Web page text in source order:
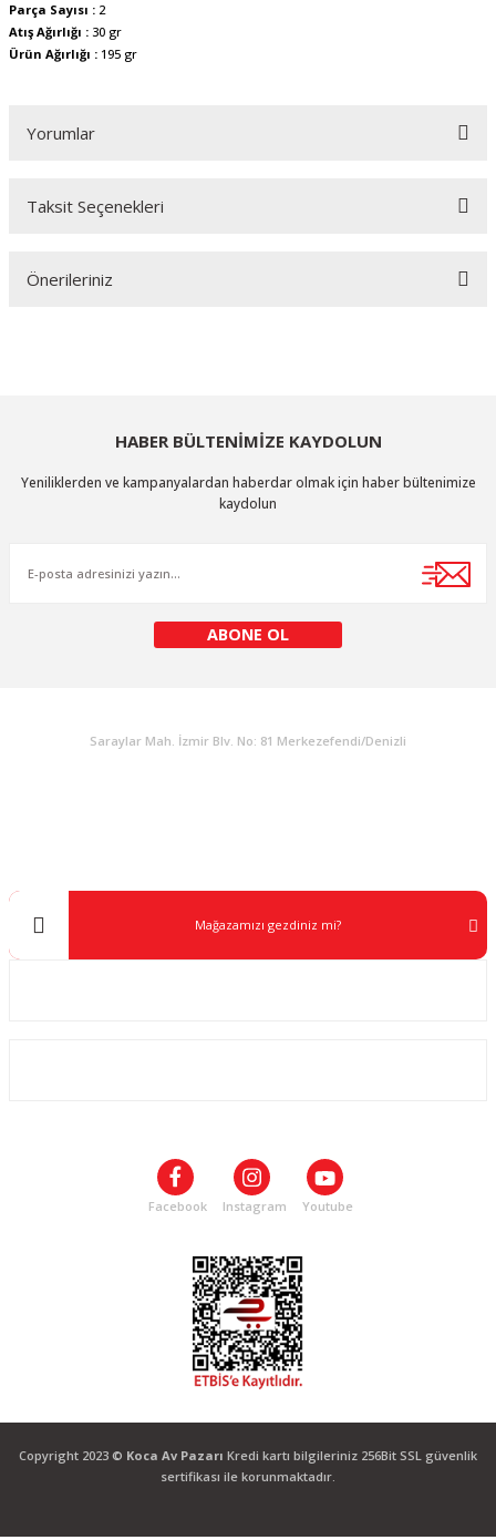
Parça Sayısı : 2
Atış Ağırlığı : 30 gr
Ürün Ağırlığı : 195 gr
Yorumlar
Taksit Seçenekleri
Önerileriniz
Ürün açıklamasında eksik bilgiler bulunuyor.
Gönder
HABER BÜLTENİMİZE KAYDOLUN
Yeniliklerden ve kampanyalardan haberdar olmak için haber bültenimize
kaydolun
ABONE OL
Saraylar Mah. İzmir Blv. No: 81 Merkezefendi/Denizli
Mağazamızı gezdiniz mi?
Facebook Instagram Youtube
Copyright 2023 © Koca Av Pazarı Kredi kartı bilgileriniz 256Bit SSL güvenlik
sertifikası ile korunmaktadır.